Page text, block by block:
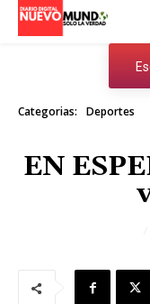
Categorias: Deportes
EN